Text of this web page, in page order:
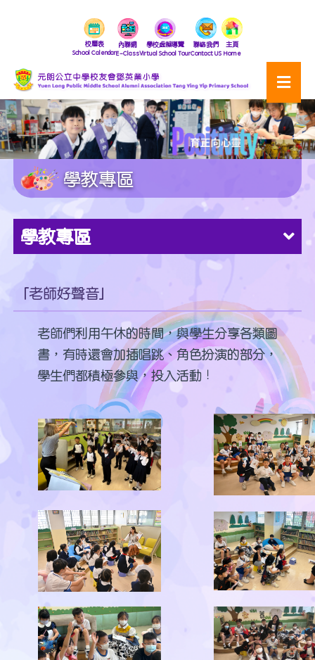
校曆表
School Calendar
內聯網
E-Class
學校虛擬導覽
Virtual School Tour
聯絡我們
Contact US
主頁
Home
學教專區
學教專區
「老師好聲音」
老師們利用午休的時間，與學生分享各類圖
書，有時還會加插唱跳、角色扮演的部分，
學生們都積極參與，投入活動！